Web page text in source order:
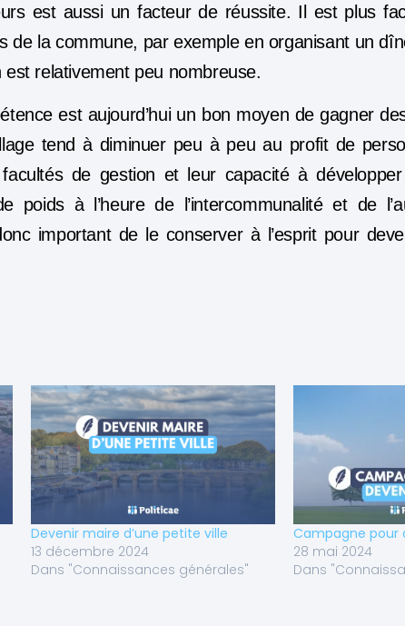
est aussi un facteur de réussite. Il est plus
de la commune, par exemple en organisant un
est relativement peu nombreuse.
est aujourd’hui un bon moyen de gagner
tend à diminuer peu à peu au profit de
de gestion et leur capacité à
poids à l’heure de l’intercommunalité et de
important de le conserver à l’esprit pour
Devenir maire d’une petite ville
13 décembre 2024
Dans "Connaissances générales"
Campagne pour
28 mai 2024
Dans